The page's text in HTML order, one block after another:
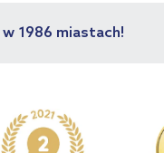
w 1986 miastach!